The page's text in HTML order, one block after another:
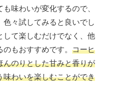
味わいが変化するので、
々試してみると良いでし
して楽しむだけでなく、他
もおすすめです。 コーヒ
んのりとした甘みと香りが
味わいを楽しむことができ